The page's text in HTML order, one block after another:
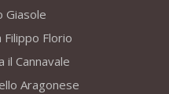
Giasole
Filippo Florio
il Cannavale
Aragonese